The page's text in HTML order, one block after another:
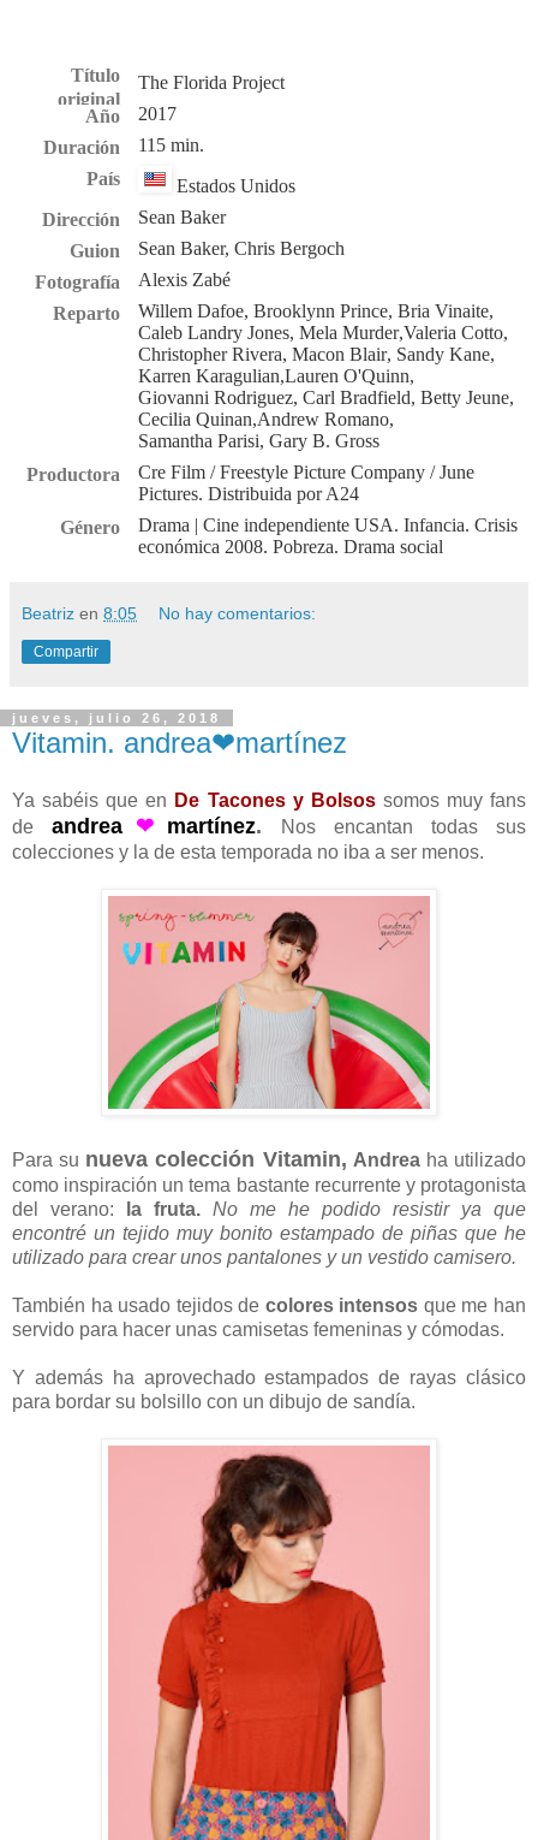
Título
original
The Florida Project
Año
2017
Duración
115 min.
País
Estados Unidos
Dirección
Sean Baker
Guion
Sean Baker, Chris Bergoch
Fotografía
Alexis Zabé
Reparto
Willem Dafoe, Brooklynn Prince, Bria Vinaite,
Caleb Landry Jones, Mela Murder,Valeria Cotto,
Christopher Rivera, Macon Blair, Sandy Kane,
Karren Karagulian,Lauren O'Quinn,
Giovanni Rodriguez, Carl Bradfield, Betty Jeune,
Cecilia Quinan,Andrew Romano,
Samantha Parisi, Gary B. Gross
Productora
Cre Film / Freestyle Picture Company / June
Pictures. Distribuida por A24
Género
Drama | Cine independiente USA. Infancia. Crisis
económica 2008. Pobreza. Drama social
Beatriz en 8:05 No hay comentarios:
Compartir
jueves, julio 26, 2018
Vitamin. andrea❤martínez
Ya sabéis que en De Tacones y Bolsossomos muy fans
deandrea ❤ martínez.
Nos encantan todas sus
colecciones y la de esta temporada no iba a ser menos.
Para su nueva colección Vitamin, Andrea ha utilizado
como inspiración un tema bastante recurrente y protagonista
del verano:
la fruta. No me he podido resistir ya que
encontré un tejido muy bonito estampado de piñas que he
utilizado para crear unos pantalones y un vestido camisero.
También ha usado tejidos de colores intensos que me han
servido para hacer unas camisetas femeninas y cómodas.
Y además ha aprovechado estampados de rayas clásico
para bordar su bolsillo con un dibujo de sandía.